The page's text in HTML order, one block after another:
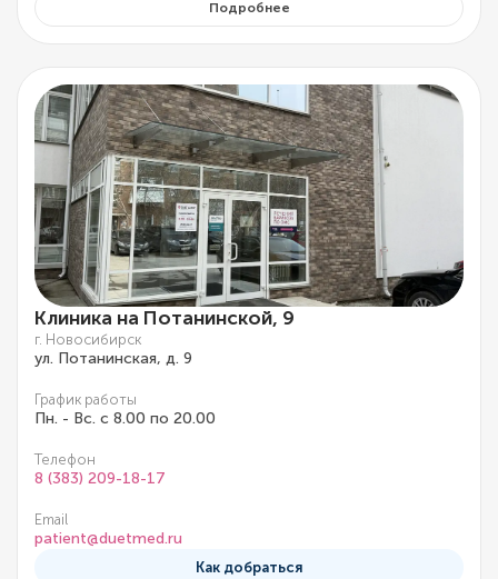
Подробнее
Клиника на Потанинской, 9
г. Новосибирск
ул. Потанинская, д. 9
График работы
Пн. - Вс. с 8.00 по 20.00
Телефон
8 (383) 209-18-17
Email
patient@duetmed.ru
Как добраться